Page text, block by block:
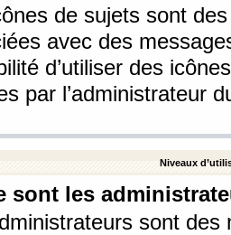
de sujets sont
avec des
d’utiliser des
par l’administrateur
Niveaux
sont les
sont